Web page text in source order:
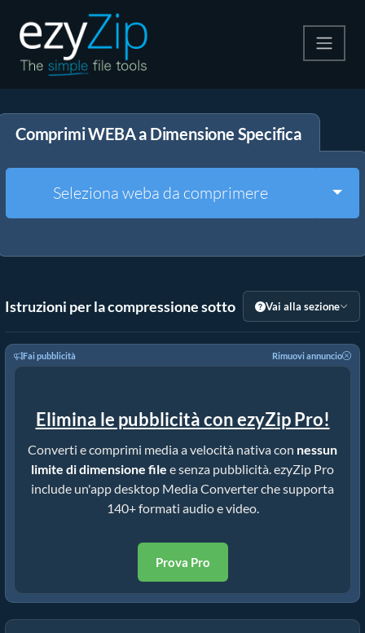
Decomprimi
Altri strumenti
Comprimi WEBA a Dimensione Specifica
Seleziona weba da comprimere
Istruzioni per la compressione sotto Vai alla sezione
Fai pubblicità Rimuovi annuncio
Elimina le pubblicità con ezyZip Pro!
Converti e comprimi media a velocità nativa con nessun
limite di dimensione file e senza pubblicità. ezyZip Pro
include un'app desktop Media Converter che supporta
140+ formati audio e video.
Prova Pro